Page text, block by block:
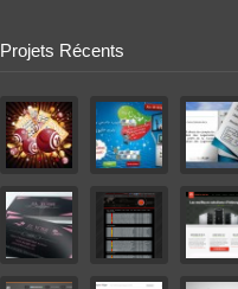
Projets Récents